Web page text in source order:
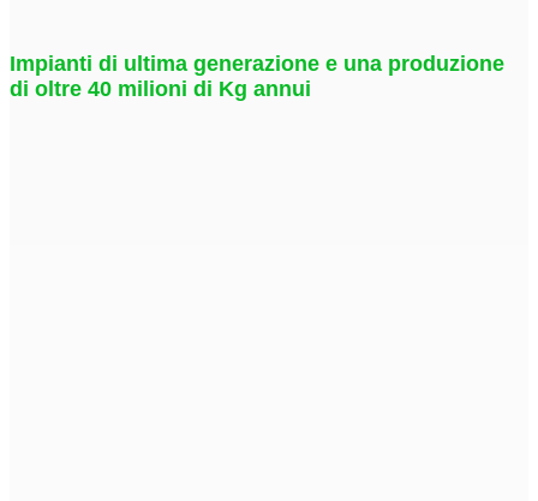
Impianti di ultima generazione e una produzione
di oltre 40 milioni di Kg annui